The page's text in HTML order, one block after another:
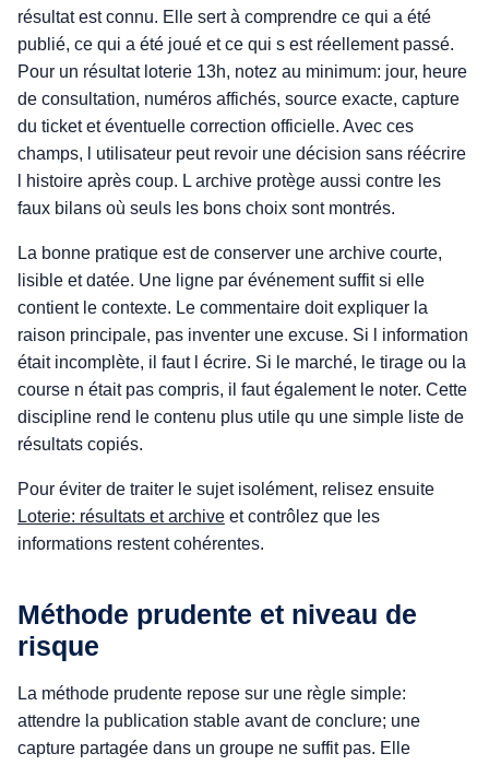
résultat est connu. Elle sert à comprendre ce qui a été
publié, ce qui a été joué et ce qui s est réellement passé.
Pour un résultat loterie 13h, notez au minimum: jour, heure
de consultation, numéros affichés, source exacte, capture
du ticket et éventuelle correction officielle. Avec ces
champs, l utilisateur peut revoir une décision sans réécrire
l histoire après coup. L archive protège aussi contre les
faux bilans où seuls les bons choix sont montrés.
La bonne pratique est de conserver une archive courte,
lisible et datée. Une ligne par événement suffit si elle
contient le contexte. Le commentaire doit expliquer la
raison principale, pas inventer une excuse. Si l information
était incomplète, il faut l écrire. Si le marché, le tirage ou la
course n était pas compris, il faut également le noter. Cette
discipline rend le contenu plus utile qu une simple liste de
résultats copiés.
Pour éviter de traiter le sujet isolément, relisez ensuite
Loterie: résultats et archive et contrôlez que les
informations restent cohérentes.
Méthode prudente et niveau de
risque
La méthode prudente repose sur une règle simple:
attendre la publication stable avant de conclure; une
capture partagée dans un groupe ne suffit pas. Elle